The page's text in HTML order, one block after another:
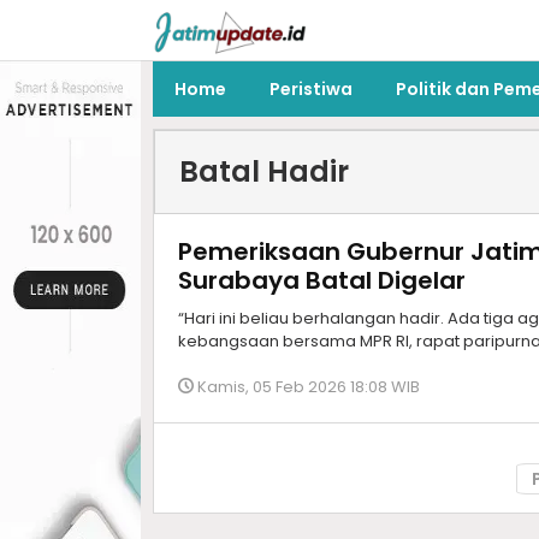
Home Peristiwa Politik dan
Batal Hadir
Pemeriksaan Gubernur
Surabaya Batal Digelar
“Hari ini beliau berhalangan hadir. Ada tiga
kebangsaan bersama MPR RI, rapat
Kamis, 05 Feb 2026 18:08 WIB